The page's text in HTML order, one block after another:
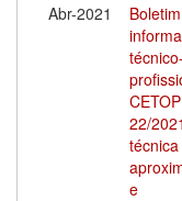
Abr-2021
técnico-
22/
e